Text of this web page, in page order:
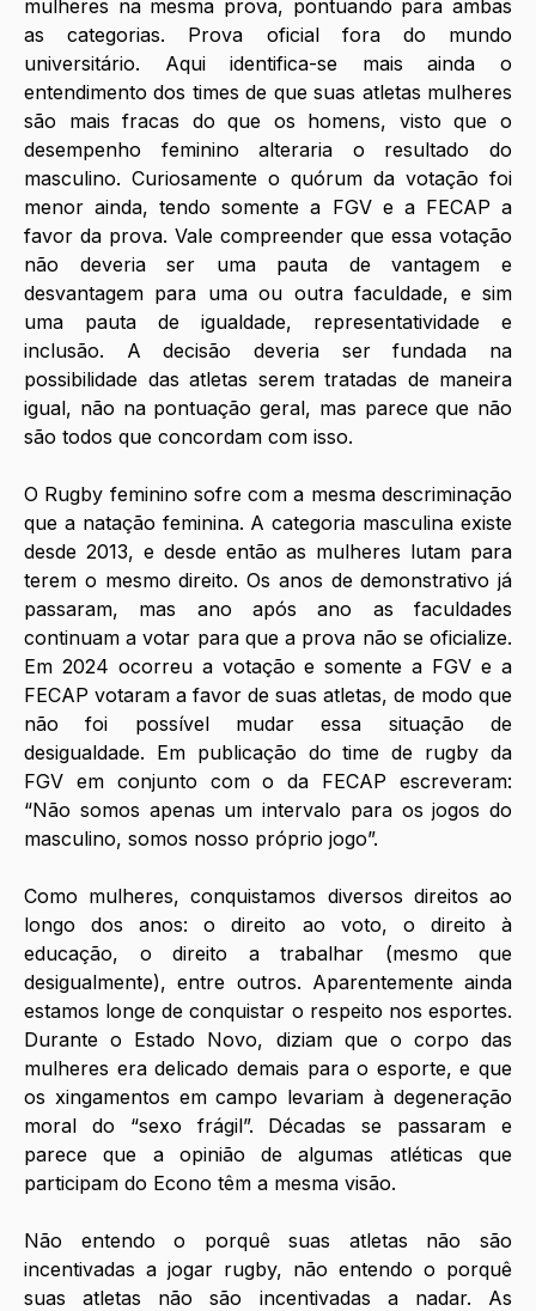
mulheres na mesma prova, pontuando para ambas
as categorias. Prova oficial fora do mundo
universitário. Aqui identifica-se mais ainda o
entendimento dos times de que suas atletas mulheres
são mais fracas do que os homens, visto que o
desempenho feminino alteraria o resultado do
masculino. Curiosamente o quórum da votação foi
menor ainda, tendo somente a FGV e a FECAP a
favor da prova. Vale compreender que essa votação
não deveria ser uma pauta de vantagem e
desvantagem para uma ou outra faculdade, e sim
uma pauta de igualdade, representatividade e
inclusão. A decisão deveria ser fundada na
possibilidade das atletas serem tratadas de maneira
igual, não na pontuação geral, mas parece que não
são todos que concordam com isso.
O Rugby feminino sofre com a mesma descriminação
que a natação feminina. A categoria masculina existe
desde 2013, e desde então as mulheres lutam para
terem o mesmo direito. Os anos de demonstrativo já
passaram, mas ano após ano as faculdades
continuam a votar para que a prova não se oficialize.
Em 2024 ocorreu a votação e somente a FGV e a
FECAP votaram a favor de suas atletas, de modo que
não foi possível mudar essa situação de
desigualdade. Em publicação do time de rugby da
FGV em conjunto com o da FECAP escreveram:
“Não somos apenas um intervalo para os jogos do
masculino, somos nosso próprio jogo”.
Como mulheres, conquistamos diversos direitos ao
longo dos anos: o direito ao voto, o direito à
educação, o direito a trabalhar (mesmo que
desigualmente), entre outros. Aparentemente ainda
estamos longe de conquistar o respeito nos esportes.
Durante o Estado Novo, diziam que o corpo das
mulheres era delicado demais para o esporte, e que
os xingamentos em campo levariam à degeneração
moral do “sexo frágil”. Décadas se passaram e
parece que a opinião de algumas atléticas que
participam do Econo têm a mesma visão.
Não entendo o porquê suas atletas não são
incentivadas a jogar rugby, não entendo o porquê
suas atletas não são incentivadas a nadar. As